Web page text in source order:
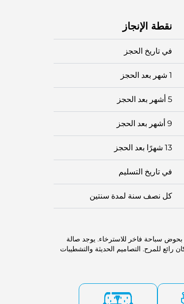
نقطة الإنجاز
في تاريخ الحجز
1 شهر بعد الحجز
5 أشهر بعد الحجز
9 أشهر بعد الحجز
13 شهرًا بعد الحجز
في تاريخ التسليم
كل نصف سنة لمدة سنتين
سباحة فاخر للاسترخاء. يوجد صالة
رائع للمرح. التصاميم الحديثة والتشطيبات